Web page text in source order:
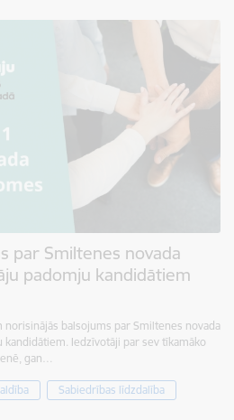
par Smiltenes novada
padomju kandidātiem
norisinājās balsojums par Smiltenes novada
Iedzīvotāji par sev tīkamāko
gan…
Sabiedrības līdzdalība